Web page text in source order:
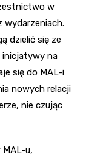
w
wydarzeniach.
dzielić się ze
inicjatywy na
się do MAL-i
nowych relacji
nie czując
u,